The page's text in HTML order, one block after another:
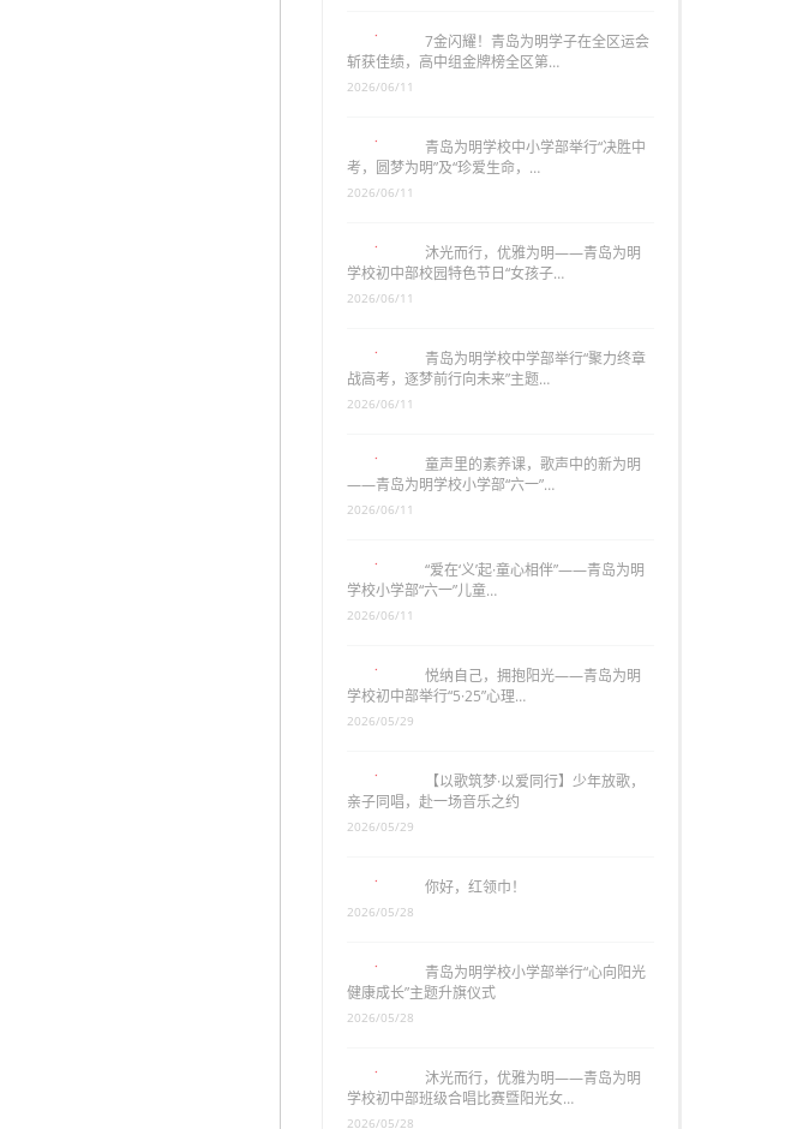
7金闪耀！青岛为明学子在全区运会
斩获佳绩，高中组金牌榜全区第…
青岛为明学校中小学部举行“决胜中
考，圆梦为明”及“珍爱生命，…
2026/06/11
沐光而行，优雅为明——青岛为明
学校初中部校园特色节日“女孩子…
青岛为明学校中学部举行“聚力终章
战高考，逐梦前行向未来”主题…
童声里的素养课，歌声中的新为明
——青岛为明学校小学部“六一”…
“爱在‘义’起·童心相伴”——青岛为明
学校小学部“六一”儿童…
2026/06/11
悦纳自己，拥抱阳光——青岛为明
学校初中部举行“5·25”心理…
2026/05/29
【以歌筑梦·以爱同行】少年放歌，
亲子同唱，赴一场音乐之约
2026/05/29
你好，红领巾！
2026/05/28
青岛为明学校小学部举行“心向阳光
健康成长”主题升旗仪式
2026/05/28
沐光而行，优雅为明——青岛为明
学校初中部班级合唱比赛暨阳光女…
2026/05/28